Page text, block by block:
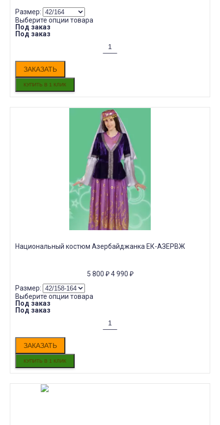
Размер:
Выберите опции товара
Под заказ
Под заказ
ЗАКАЗАТЬ
Национальный костюм Азербайджанка ЕК-АЗЕРВЖ
5 800 ₽ 4 990 ₽
Размер:
Выберите опции товара
Под заказ
Под заказ
ЗАКАЗАТЬ